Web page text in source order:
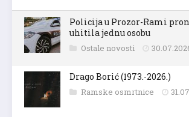
Policija u Prozor-Rami
uhitila jednu osobu
Ostale novosti
Drago Borić (1973.-2026.)
Ramske osmrtnice